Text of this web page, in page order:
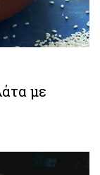
με